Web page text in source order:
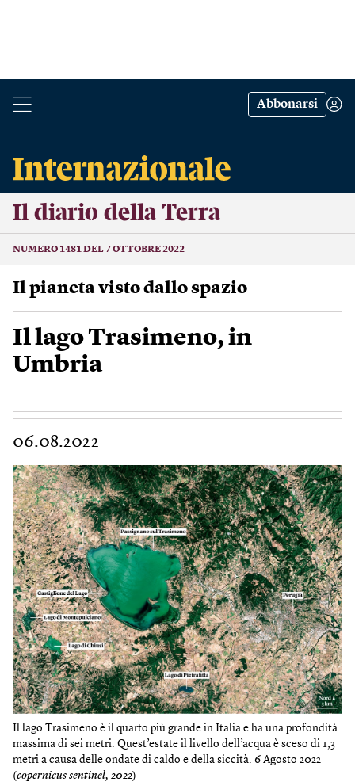
Abbonarsi
Il diario della Terra
NUMERO 1481 DEL 7 OTTOBRE 2022
Il pianeta visto dallo spazio
Il lago Trasimeno, in
Umbria
06.08.2022
Il lago Trasimeno è il quarto più grande in Italia e ha una profondità
massima di sei metri. Quest’estate il livello dell’acqua è sceso di 1,3
metri a causa delle ondate di caldo e della siccità. 6 Agosto 2022
(copernicus sentinel, 2022)